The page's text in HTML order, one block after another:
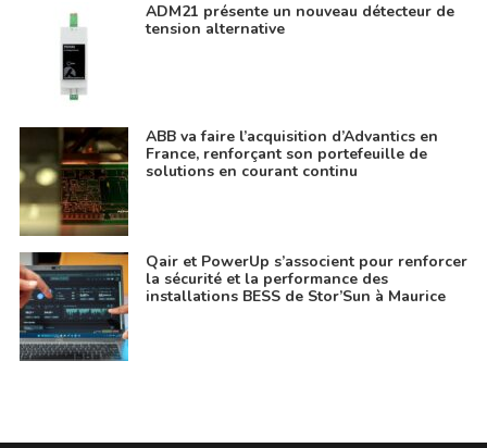
ADM21 présente un nouveau détecteur de
tension alternative
ABB va faire l’acquisition d’Advantics en
France, renforçant son portefeuille de
solutions en courant continu
Qair et PowerUp s’associent pour renforcer
la sécurité et la performance des
installations BESS de Stor’Sun à Maurice